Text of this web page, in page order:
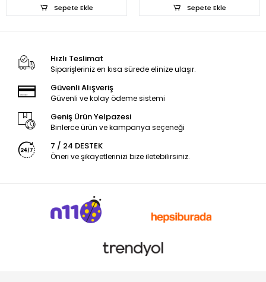
Sepete Ekle Sepete Ekle
Hızlı Teslimat
Siparişleriniz en kısa sürede elinize ulaşır.
Güvenli Alışveriş
Güvenli ve kolay ödeme sistemi
Geniş Ürün Yelpazesi
Binlerce ürün ve kampanya seçeneği
7 / 24 DESTEK
Öneri ve şikayetlerinizi bize iletebilirsiniz.